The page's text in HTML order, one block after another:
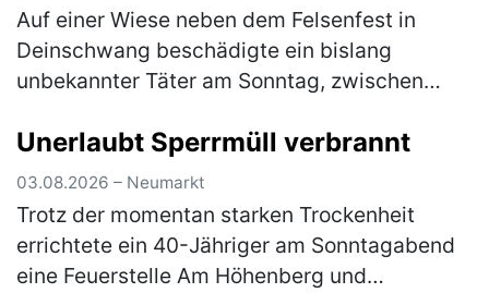
Auf einer Wiese neben dem Felsenfest in
Deinschwang beschädigte ein bislang
unbekannter Täter am Sonntag, zwischen
geparkten, silbernen Kia. Die linke
Fahrzeugseite…(mehr)
Unerlaubt Sperrmüll verbrannt
03.08.2026 – Neumarkt
Trotz der momentan starken Trockenheit
errichtete ein 40-Jähriger am Sonntagabend
eine Feuerstelle Am Höhenberg und